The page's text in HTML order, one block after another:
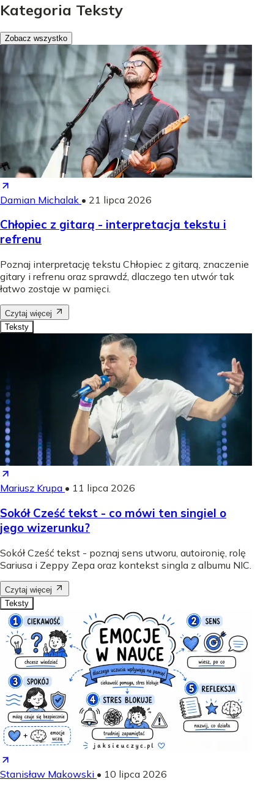
Kategoria Teksty
Zobacz wszystko
Damian Michalak • 21 lipca 2026
Chłopiec z gitarą - interpretacja tekstu i
refrenu
Poznaj interpretację tekstu Chłopiec z gitarą, znaczenie
gitary i refrenu oraz sprawdź, dlaczego ten utwór tak
łatwo zostaje w pamięci.
Czytaj więcej
Teksty
Mariusz Krupa • 11 lipca 2026
Sokół Cześć tekst - co mówi ten singiel o
jego wizerunku?
Sokół Cześć tekst - poznaj sens utworu, autoironię, rolę
Sariusa i Zeppy Zepa oraz kontekst singla z albumu NIC.
Czytaj więcej
Teksty
Stanisław Makowski • 10 lipca 2026